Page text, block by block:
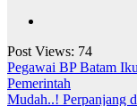
Post Views: 74
Navigasi
pos
Pegawai BP Batam
Pemerintah
Mudah..! Perpanjang